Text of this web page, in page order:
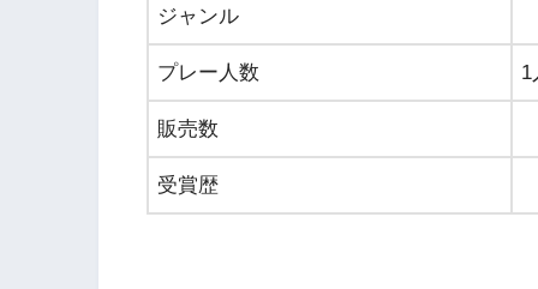
ジャンル
プレー人数 1
販売数
受賞歴